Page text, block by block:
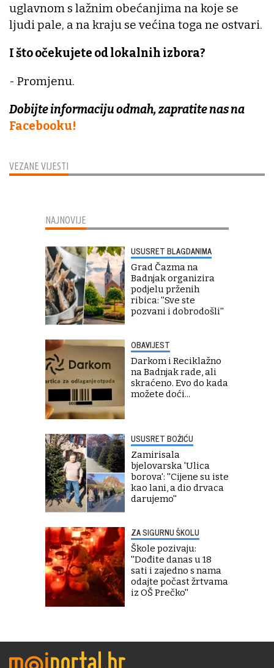
VEZANE VIJESTI
uglavnom s lažnim obećanjima na koje se
ljudi pale, a na kraju se većina toga ne ostvari.
I što očekujete od lokalnih izbora?
- Promjenu.
Dobijte informaciju odmah, zapratite nas na
Facebooku!
NAJNOVIJE
USUSRET BLAGDANIMA
Grad Čazma na
Badnjak organizira
podjelu prženih
ribica: ''Sve ste
pozvani i dobrodošli''
OBAVIJEST
Darkom i Reciklažno
na Badnjak rade, ali
skraćeno. Evo do kada
možete doći...
USUSRET BOŽIĆU
Zamirisala
bjelovarska 'Ulica
borova': ''Cijene su iste
kao lani, a dio drvaca
darujemo''
ZA SIGURNU ŠKOLU
Škole pozivaju:
''Dođite danas u 18
sati i zajedno s nama
odajte počast žrtvama
iz OŠ Prečko''